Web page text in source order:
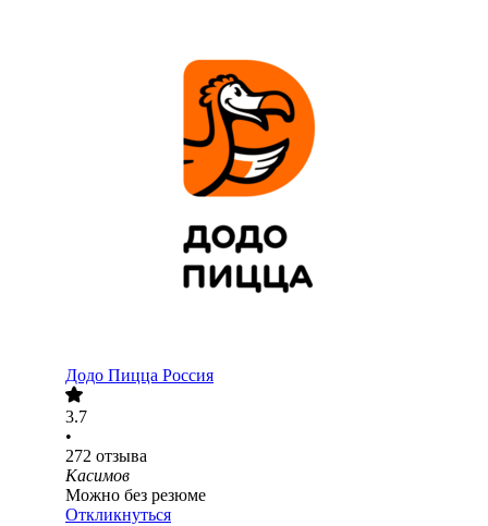
Додо Пицца Россия
3.7
•
272 отзыва
Касимов
Можно без резюме
Откликнуться